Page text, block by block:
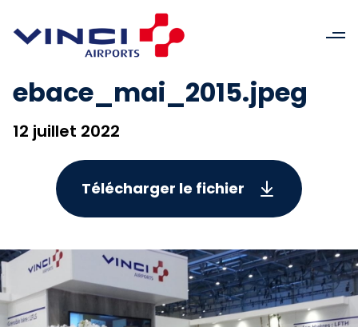
ebace_mai_2015.jpeg
12 juillet 2022
Télécharger le fichier